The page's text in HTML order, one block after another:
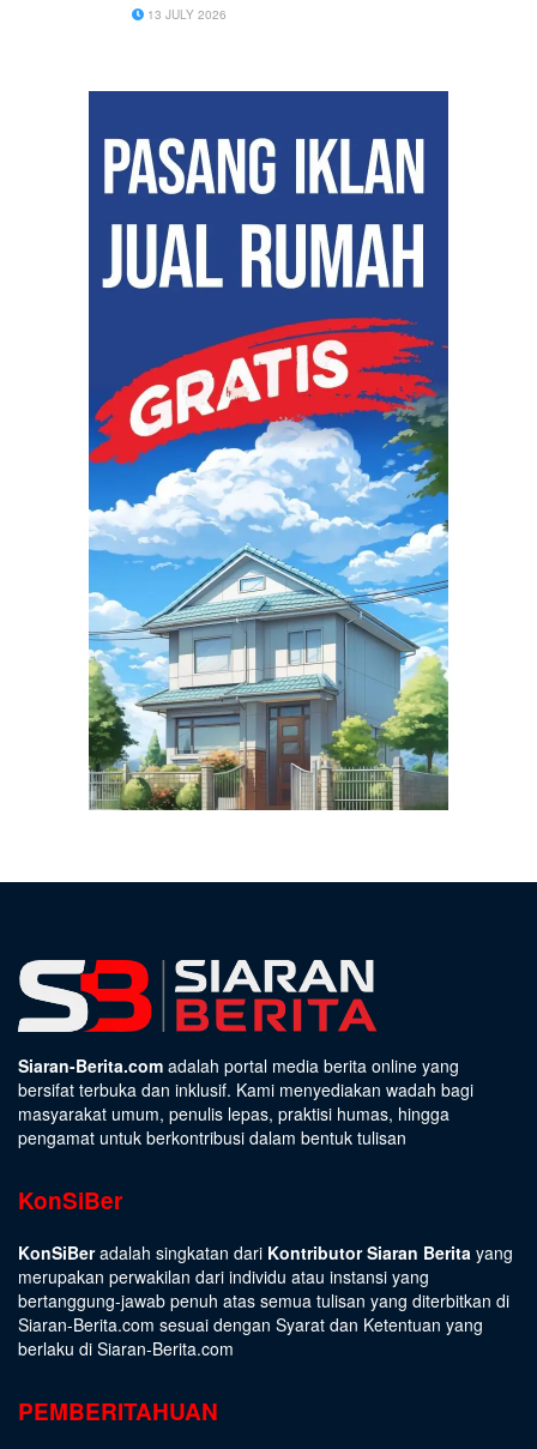
13 JULY 2026
Siaran-Berita.com adalah portal media berita online yang
bersifat terbuka dan inklusif. Kami menyediakan wadah bagi
masyarakat umum, penulis lepas, praktisi humas, hingga
pengamat untuk berkontribusi dalam bentuk tulisan
KonSiBer
KonSiBeradalah singkatan dari Kontributor Siaran Berita yang
merupakan perwakilan dari individu atau instansi yang
bertanggung-jawab penuh atas semua tulisan yang diterbitkan di
Siaran-Berita.com sesuai dengan Syarat dan Ketentuan yang
berlaku di Siaran-Berita.com
PEMBERITAHUAN